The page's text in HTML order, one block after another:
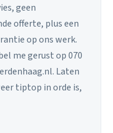
geen
offerte, plus een
op ons werk.
me gerust op 070
Laten
tiptop in orde is,